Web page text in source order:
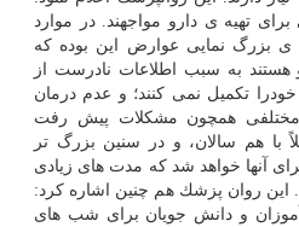
برای تهیه ی دارو مواجهند. در موارد
ی بزرگ نمایی عوارض این بوده كه
هستند به سبب اطلاعات نادرست از
تكمیل نمی كنند؛ و عدم درمان
مختلفی همچون مشكلات پیش رفت
با هم سالان، و در سنین بزرگ تر
آنها خواهد شد كه مدت های زیادی
این روان پزشك هم چنین اشاره كرد:
و دانش جویان برای شب های